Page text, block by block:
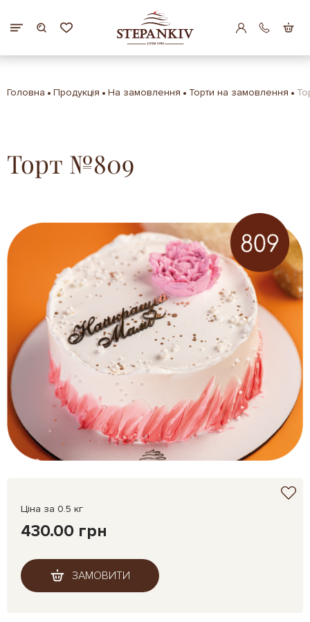
Головна Продукція На замовлення Торти на замовлення
Торт №809
Ціна за 0.5 кг
430.00 грн
ЗАМОВИТИ